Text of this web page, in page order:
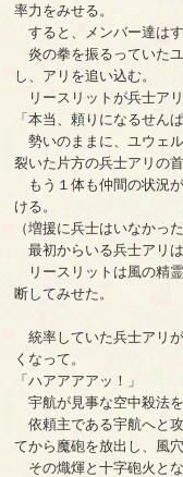
率力をみせる。
すると、メンバー達は
炎の拳を振るっていた
し、アリを追い込む。
リースリットが兵士ア
「本当、頼りになるせん
勢いのままに、ユウェ
裂いた片方の兵士アリの
もう１体も仲間の状況
ける。
（増援に兵士はいなかっ
最初からいる兵士アリ
リースリットは風の精
断してみせた。
統率していた兵士アリ
くなって。
「ハアアアアッ！」
宇航が見事な空中殺法
依頼主である宇航へと
てから魔砲を放出し、風
その熾煇と十字砲火と